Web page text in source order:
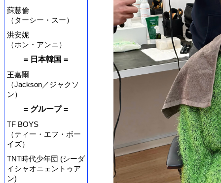
蘇慧倫
（ターシー・スー）
洪安妮
（ホン・アンニ）
= 日本韓国 =
王嘉爾
（Jackson／ジャクソ
ン）
= グループ =
TF BOYS
（ティー・エフ・ボー
イズ）
TNT時代少年団 (シーダ
イシャオニェントゥア
ン)